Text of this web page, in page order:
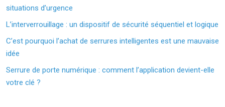
situations d’urgence
L’interverrouillage : un dispositif de sécurité séquentiel et logique
C’est pourquoi l’achat de serrures intelligentes est une mauvaise
idée
Serrure de porte numérique : comment l’application devient-elle
votre clé ?